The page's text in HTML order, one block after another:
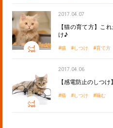
2017.04.07
【猫の育て方】こ
け♪
猫 しつけ 育て方
2017.04.06
【感電防止のしつ
猫 しつけ 噛む